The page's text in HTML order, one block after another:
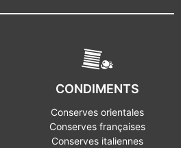
CONDIMENTS
Conserves orientales
Conserves françaises
Conserves italiennes